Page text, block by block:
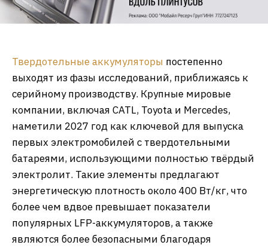
Твердотельные аккумуляторы постепенно
выходят из фазы исследований, приближаясь к
серийному производству. Крупные мировые
компании, включая CATL, Toyota и Mercedes,
наметили 2027 год как ключевой для выпуска
первых электромобилей с твердотельными
батареями, использующими полностью твёрдый
электролит. Такие элементы предлагают
энергетическую плотность около 400 Вт/кг, что
более чем вдвое превышает показатели
популярных LFP-аккумуляторов, а также
являются более безопасными благодаря